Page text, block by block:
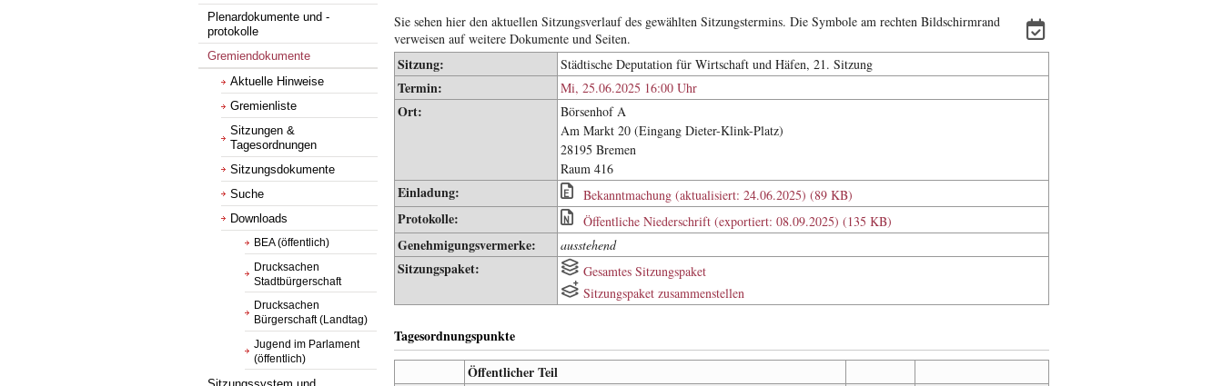
Plenardokumente und -
protokolle
Gremiendokumente
Aktuelle Hinweise
Gremienliste
Sitzungen &
Tagesordnungen
Sitzungsdokumente
Suche
Downloads
BEA (öffentlich)
Drucksachen
Stadtbürgerschaft
Drucksachen
Bürgerschaft (Landtag)
Jugend im Parlament
(öffentlich)
Sie sehen hier den aktuellen Sitzungsverlauf des gewählten Sitzungstermins. Die Symbole am rechten Bildschirmrand
verweisen auf weitere Dokumente und Seiten.
Sitzung: Städtische Deputation für Wirtschaft und Häfen, 21. Sitzung
Termin: Mi, 25.06.2025 16:00 Uhr
Ort:
Börsenhof A
Am Markt 20 (Eingang Dieter-Klink-Platz)
28195 Bremen
Raum 416
Einladung: Bekanntmachung (aktualisiert: 24.06.2025) (89 KB)
Protokolle: Öffentliche Niederschrift (exportiert: 08.09.2025) (135 KB)
Genehmigungsvermerke: ausstehend
Sitzungspaket:
Gesamtes Sitzungspaket
Sitzungspaket zusammenstellen
Tagesordnungspunkte
Öffentlicher Teil